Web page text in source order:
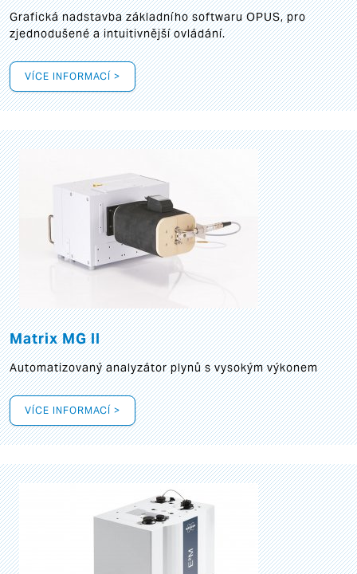
Grafickánadstavba základního softwaru OPUS, pro
zjednodušené a intuitivnější ovládání.
VÍCE INFORMACÍ >
Matrix MG II
Automatizovaný analyzátor plynů s vysokým výkonem
VÍCE INFORMACÍ >